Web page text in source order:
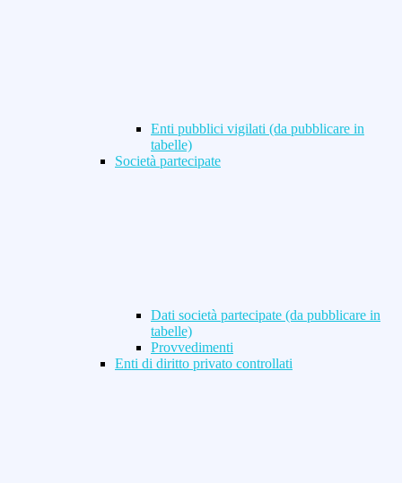
Enti pubblici vigilati (da pubblicare in
tabelle)
Società partecipate
Dati società partecipate (da pubblicare in
tabelle)
Provvedimenti
Enti di diritto privato controllati